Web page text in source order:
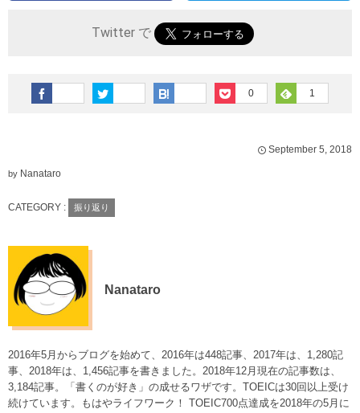
Twitter で
0 1
September 5, 2018
by Nanataro
CATEGORY : 振り返り
Nanataro
2016年5月からブログを始めて、2016年は448記事、2017年は、1,280記
事、2018年は、1,456記事を書きました。2018年12月現在の記事数は、
3,184記事。「書くのが好き」の成せるワザです。TOEICは30回以上受け
続けています。もはやライフワーク！ TOEIC700点達成を2018年の5月に